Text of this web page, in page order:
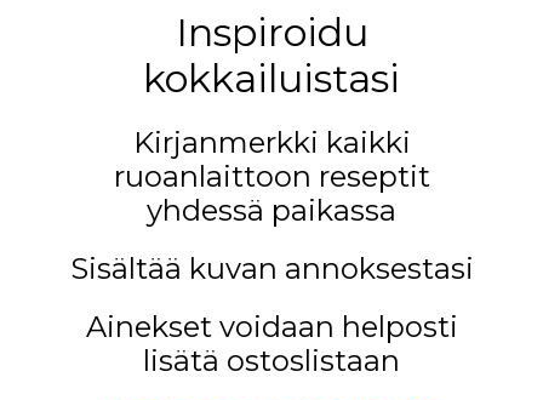
Inspiroidu
kokkailuistasi
Kirjanmerkki kaikki
ruoanlaittoon reseptit
yhdessä paikassa
Sisältää kuvan annoksestasi
Ainekset voidaan helposti
lisätä ostoslistaan